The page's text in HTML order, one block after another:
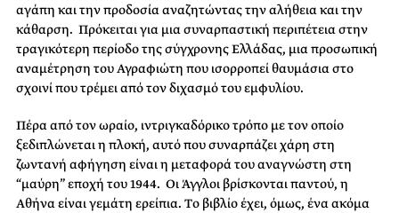
αγάπη και την προδοσία αναζητώντας την αλήθεια και την
κάθαρση. Πρόκειται για μια συναρπαστική περιπέτεια στην
τραγικότερη περίοδο της σύγχρονης Ελλάδας, μια προσωπική
αναμέτρηση του Αγραφιώτη που ισορροπεί θαυμάσια στο
σχοινί που τρέμει από τον διχασμό του εμφυλίου.
Πέρα από τον ωραίο, ιντριγκαδόρικο τρόπο με τον οποίο
ξεδιπλώνεται η πλοκή, αυτό που συναρπάζει χάρη στη
ζωντανή αφήγηση είναι η μεταφορά του αναγνώστη στη
“μαύρη” εποχή του 1944. Οι Άγγλοι βρίσκονται παντού, η
Αθήνα είναι γεμάτη ερείπια. Tο βιβλίο έχει, όμως, ένα ακόμα